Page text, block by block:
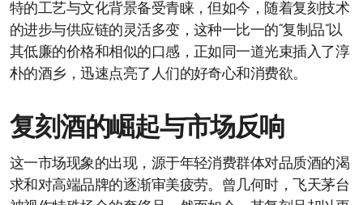
特的工艺与文化背景备受青睐，但如今，随着复刻技术
的进步与供应链的灵活多变，这种一比一的“复制品”以
其低廉的价格和相似的口感，正如同一道光束插入了淳
朴的酒乡，迅速点亮了人们的好奇心和消费欲。
复刻酒的崛起与市场反响
这一市场现象的出现，源于年轻消费群体对品质酒的渴
求和对高端品牌的逐渐审美疲劳。曾几何时，飞天茅台